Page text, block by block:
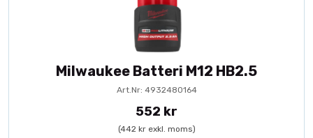
Milwaukee Batteri M12 HB2.5
Art.Nr: 4932480164
552 kr
(442 kr exkl. moms)